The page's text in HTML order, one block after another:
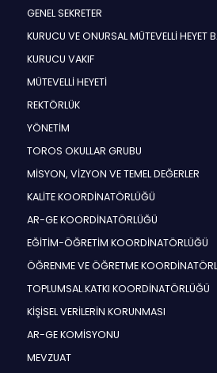
GENEL SEKRETER
KURUCU VE ONURSAL MÜTEVELLİ HEYET
KURUCU VAKIF
MÜTEVELLİ HEYETİ
REKTÖRLÜK
YÖNETİM
TOROS OKULLAR GRUBU
MİSYON, VİZYON VE TEMEL DEĞERLER
KALİTE KOORDİNATÖRLÜĞÜ
AR-GE KOORDİNATÖRLÜĞÜ
EĞİTİM-ÖĞRETİM KOORDİNATÖRLÜĞÜ
ÖĞRENME VE ÖĞRETME
TOPLUMSAL KATKI KOORDİNATÖRLÜĞÜ
KİŞİSEL VERİLERİN KORUNMASI
AR-GE KOMİSYONU
MEVZUAT